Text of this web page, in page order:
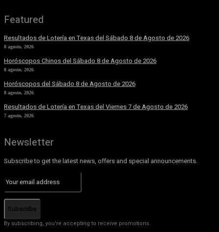
Featured
Resultados de Lotería en Texas del Sábado 8 de Agosto de 2026
8 agosto, 2026
Horóscopos Chinos del Sábado 8 de Agosto de 2026
8 agosto, 2026
Horóscopos del Sábado 8 de Agosto de 2026
8 agosto, 2026
Resultados de Lotería en Texas del Viernes 7 de Agosto de 2026
7 agosto, 2026
Newsletter
Subscribe to get the latest news, offers and special announcements.
Subscribe
By subscribing, you're accepting to receive promotions.